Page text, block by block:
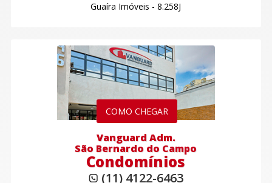
Guaíra Imóveis - 8.258J
COMO CHEGAR
Vanguard Adm.
São Bernardo do Campo
Condomínios
(11) 4122-6463